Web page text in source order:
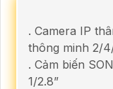
. Camera IP
thông minh 2/
. Cảm biến
1/2.8”